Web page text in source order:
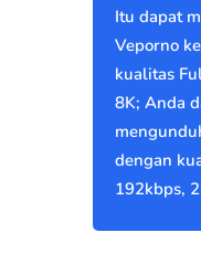
Itu dapat
Veporno
kualitas
8K; Anda
dengan
192kbps,